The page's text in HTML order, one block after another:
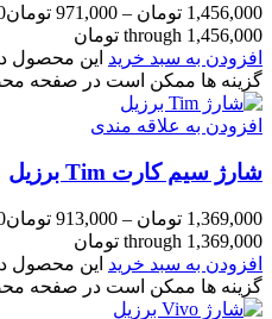
1,456,000 تومان –
971,000 تومان
through 1,456,000 تومان
افزودن به سبد خرید این محصول
گزینه ها ممکن است در صفحه
افزودن به علاقه مندی
شارژ سیم کارت Tim برزیل
1,369,000 تومان –
913,000 تومان
through 1,369,000 تومان
افزودن به سبد خرید این محصول
گزینه ها ممکن است در صفحه